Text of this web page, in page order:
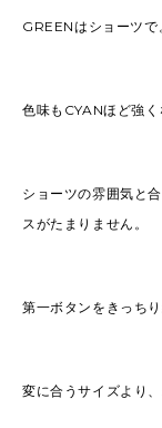
GREENはショーツで
色味もCYANほど強く
ショーツの雰囲気と
スがたまりません。
第一ボタンをきっち
変に合うサイズより